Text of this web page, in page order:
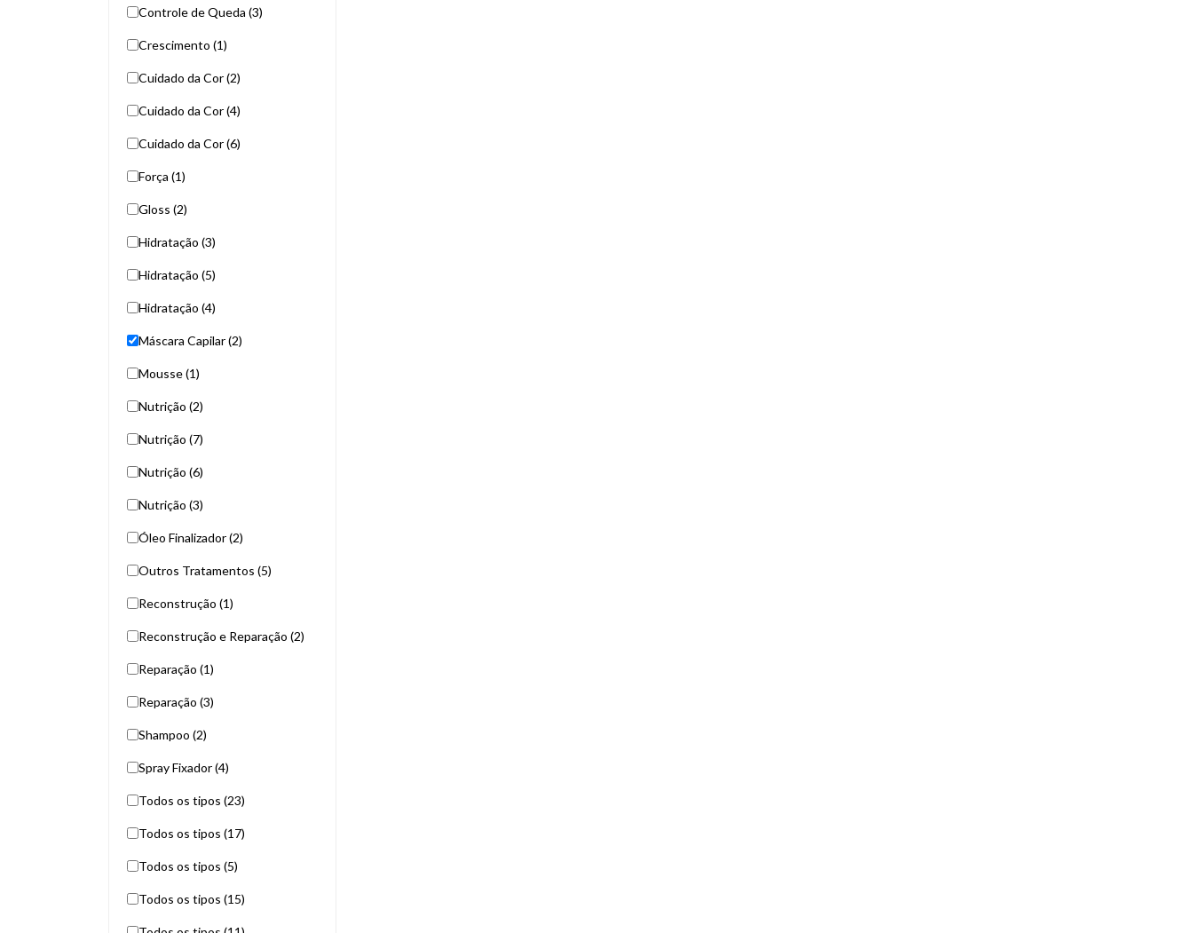
Controle de Queda (3)
Crescimento (1)
Cuidado da Cor (2)
Cuidado da Cor (4)
Cuidado da Cor (6)
Força (1)
Gloss (2)
Hidratação (3)
Hidratação (5)
Hidratação (4)
Máscara Capilar (2)
Mousse (1)
Nutrição (2)
Nutrição (7)
Nutrição (6)
Nutrição (3)
Óleo Finalizador (2)
Outros Tratamentos (5)
Reconstrução (1)
Reconstrução e Reparação (2)
Reparação (1)
Reparação (3)
Shampoo (2)
Spray Fixador (4)
Todos os tipos (23)
Todos os tipos (17)
Todos os tipos (5)
Todos os tipos (15)